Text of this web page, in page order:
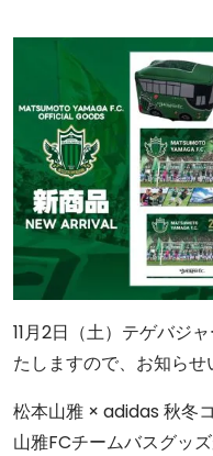
11月2日（土）テゲバジ
たしますので、お知らせ
松本山雅 × adidas 秋冬
山雅FCチームバスグッズ